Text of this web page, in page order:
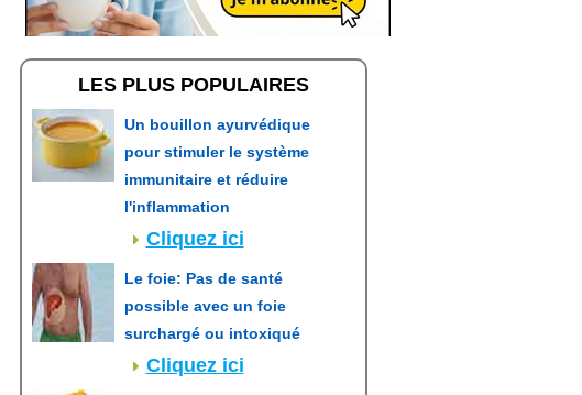
LES PLUS POPULAIRES
Un bouillon ayurvédique
pour stimuler le système
immunitaire et réduire
l'inflammation
Cliquez ici
Le foie: Pas de santé
possible avec un foie
surchargé ou intoxiqué
Cliquez ici